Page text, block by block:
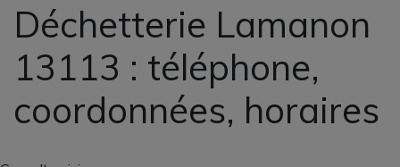
Déchetterie Lamanon
13113 : téléphone,
coordonnées, horaires